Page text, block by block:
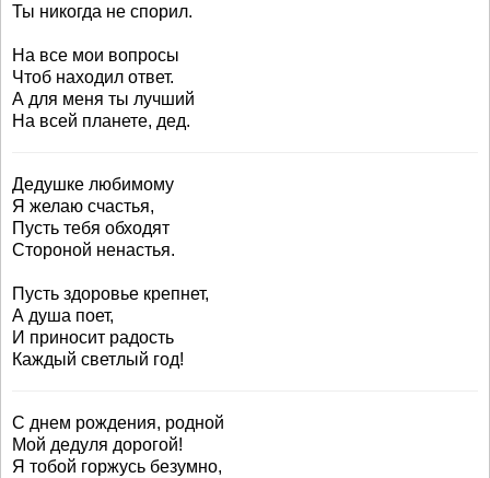
Ты никогда не спорил.
На все мои вопросы
Чтоб находил ответ.
А для меня ты лучший
На всей планете, дед.
Дедушке любимому
Я желаю счастья,
Пусть тебя обходят
Стороной ненастья.
Пусть здоровье крепнет,
А душа поет,
И приносит радость
Каждый светлый год!
С днем рождения, родной
Мой дедуля дорогой!
Я тобой горжусь безумно,